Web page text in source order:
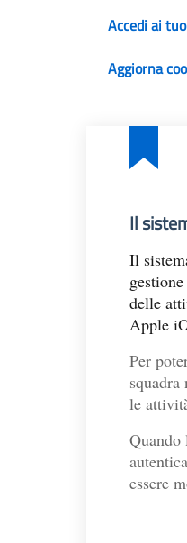
Accedi ai
Aggiorna
Il
Il
delle
Apple
Per
le
Quando
essere